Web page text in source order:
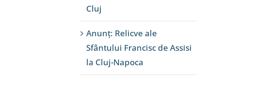
Cluj
Anunț: Relicve ale
Sfântului Francisc de Assisi
la Cluj-Napoca